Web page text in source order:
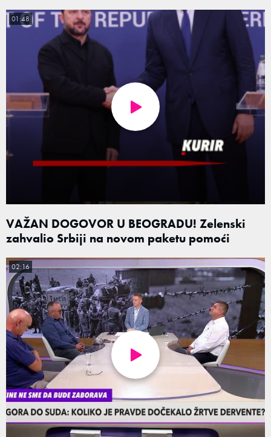
VAŽAN DOGOVOR U BEOGRADU! Zelenski
zahvalio Srbiji na novom paketu pomoći
01:48
02:16